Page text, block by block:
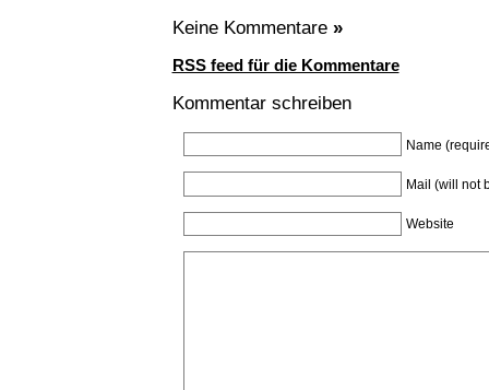
Keine Kommentare »
RSS feed für die Kommentare
Kommentar schreiben
Name
Mail (will not
Website